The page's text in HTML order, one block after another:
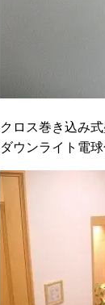
クロス巻き込み
ダウンライト電